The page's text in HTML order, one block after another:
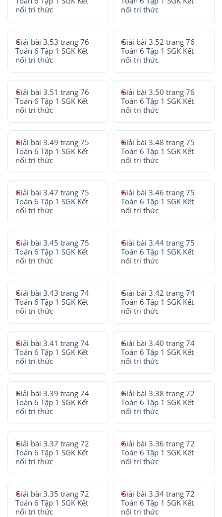
nối tri thức
nối tri thức
Giải bài 3.53 trang 76
Toán 6 Tập 1 SGK Kết
nối tri thức
Giải bài 3.52 trang 76
Toán 6 Tập 1 SGK Kết
nối tri thức
Giải bài 3.51 trang 76
Toán 6 Tập 1 SGK Kết
nối tri thức
Giải bài 3.50 trang 76
Toán 6 Tập 1 SGK Kết
nối tri thức
Giải bài 3.49 trang 75
Toán 6 Tập 1 SGK Kết
nối tri thức
Giải bài 3.48 trang 75
Toán 6 Tập 1 SGK Kết
nối tri thức
Giải bài 3.47 trang 75
Toán 6 Tập 1 SGK Kết
nối tri thức
Giải bài 3.46 trang 75
Toán 6 Tập 1 SGK Kết
nối tri thức
Giải bài 3.45 trang 75
Toán 6 Tập 1 SGK Kết
nối tri thức
Giải bài 3.44 trang 75
Toán 6 Tập 1 SGK Kết
nối tri thức
Giải bài 3.43 trang 74
Toán 6 Tập 1 SGK Kết
nối tri thức
Giải bài 3.42 trang 74
Toán 6 Tập 1 SGK Kết
nối tri thức
Giải bài 3.41 trang 74
Toán 6 Tập 1 SGK Kết
nối tri thức
Giải bài 3.40 trang 74
Toán 6 Tập 1 SGK Kết
nối tri thức
Giải bài 3.39 trang 74
Toán 6 Tập 1 SGK Kết
nối tri thức
Giải bài 3.38 trang 72
Toán 6 Tập 1 SGK Kết
nối tri thức
Giải bài 3.37 trang 72
Toán 6 Tập 1 SGK Kết
nối tri thức
Giải bài 3.36 trang 72
Toán 6 Tập 1 SGK Kết
nối tri thức
Giải bài 3.35 trang 72
Toán 6 Tập 1 SGK Kết
nối tri thức
Giải bài 3.34 trang 72
Toán 6 Tập 1 SGK Kết
nối tri thức